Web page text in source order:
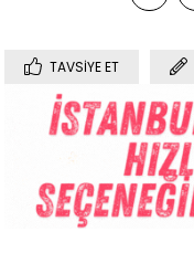
TAVSIYE ET